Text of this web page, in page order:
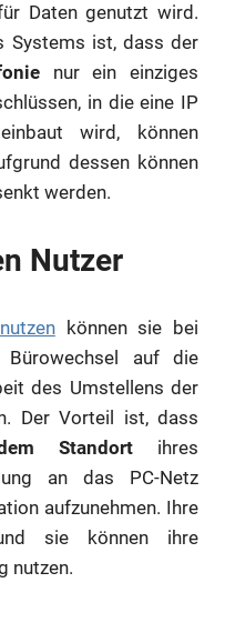
Daten genutzt wird.
Systems ist, dass der
nur ein einziges
in die eine IP
wird, können
dessen können
werden.
Nutzer
können sie bei
auf die
des Umstellens der
Der Vorteil ist, dass
Standort ihres
an das PC-Netz
aufzunehmen. Ihre
sie können ihre
nutzen.